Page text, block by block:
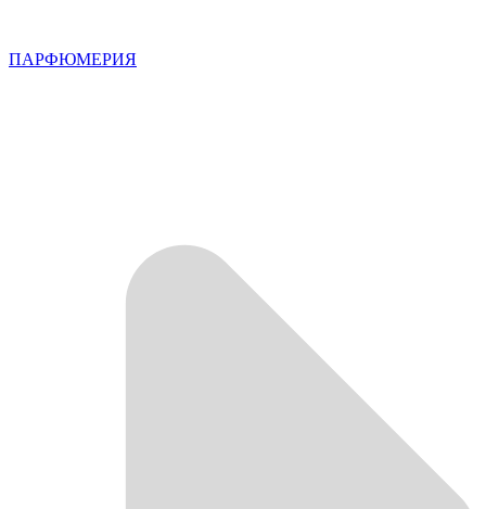
ПАРФЮМЕРИЯ